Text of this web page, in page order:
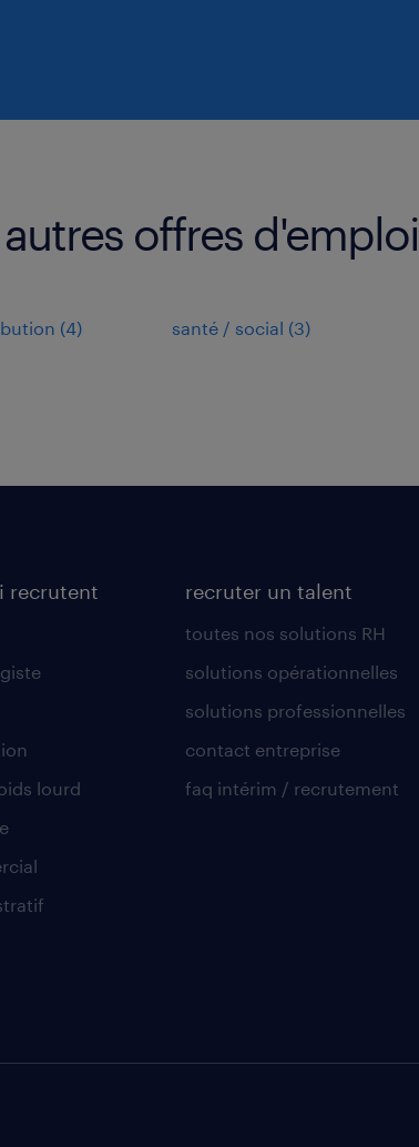
offres d'emploi
(4) santé / social (3)
recrutent
lourd
recruter un talent
toutes nos solutions RH
solutions opérationnelles
solutions professionnelles
contact entreprise
faq intérim / recrutement